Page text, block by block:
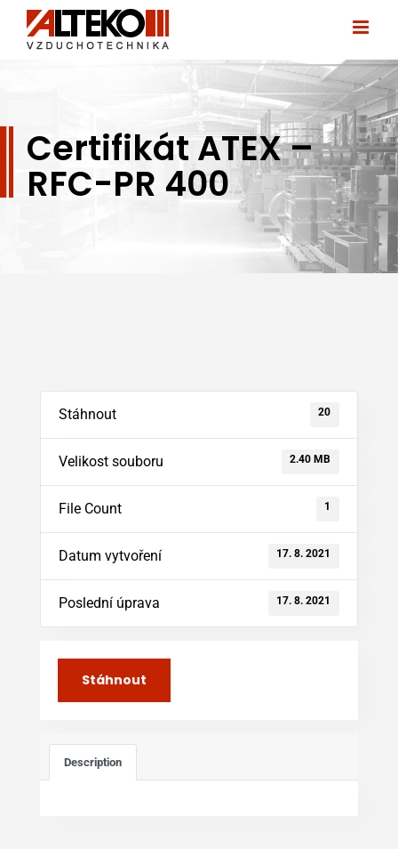
Přeskočit
Certifikát ATEX –
RFC-PR 400
Stáhnout 20
Velikost souboru 2.40 MB
File Count 1
Datum vytvoření 17. 8. 2021
Poslední úprava 17. 8. 2021
Stáhnout
Description